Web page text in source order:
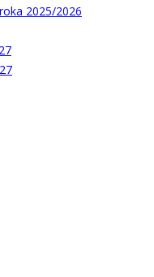
2025/2026